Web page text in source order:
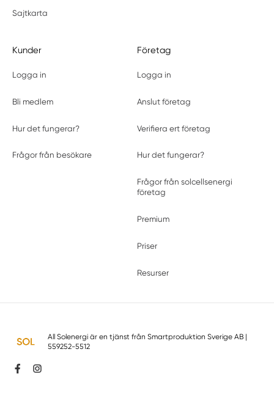
Sajtkarta
Kunder
Logga in
Bli medlem
Hur det fungerar?
Frågor från besökare
Företag
Logga in
Anslut företag
Verifiera ert företag
Hur det fungerar?
Frågor från solcellsenergi
företag
Premium
Priser
Resurser
All Solenergi är en tjänst från Smartproduktion Sverige AB|
559252-5512